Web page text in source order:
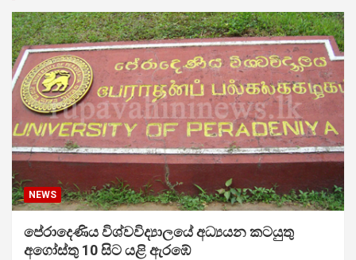
NEWS
පේරාදෙණිය විශ්වවිද්‍යාලයේ අධ්‍යයන කටයුතු
අගෝස්තු 10 සිට යළි ඇරඹේ